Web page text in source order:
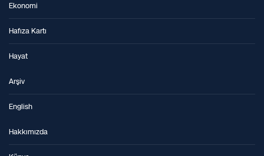
Ekonomi
Hafıza Kartı
Hayat
Arşiv
English
Hakkımızda